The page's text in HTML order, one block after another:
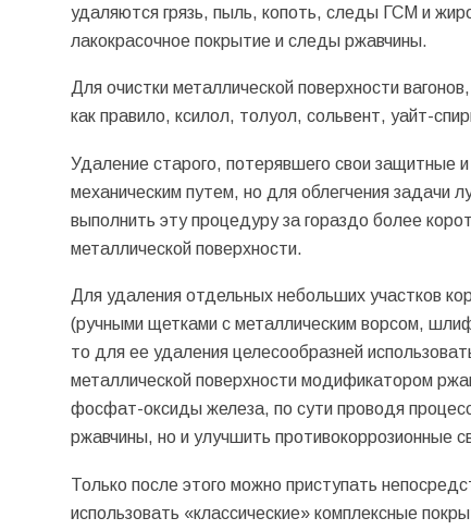
удаляются грязь, пыль, копоть, следы ГСМ и
лакокрасочное покрытие и следы ржавчины.
Для очистки металлической поверхности
как правило, ксилол, толуол, сольвент, уайт-
Удаление старого, потерявшего свои защитные
механическим путем, но для облегчения задачи
выполнить эту процедуру за гораздо более
металлической поверхности.
Для удаления отдельных небольших участков
(ручными щетками с металлическим ворсом,
то для ее удаления целесообразней
металлической поверхности модификатором
фосфат-оксиды железа, по сути проводя
ржавчины, но и улучшить противокоррозионные
Только после этого можно приступать
использовать «классические» комплексные